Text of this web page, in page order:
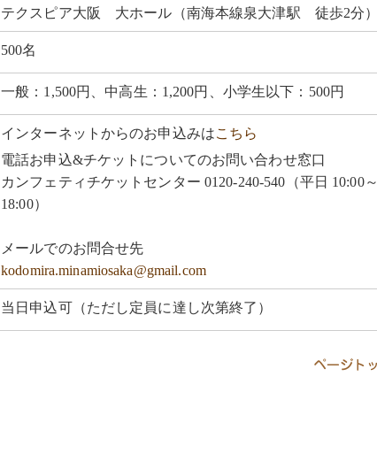
テクスピア大阪 大ホール（南海本線泉大津駅 徒歩2分）
500名
一般：1,500円、中高生：1,200円、小学生以下：500円
インターネットからのお申込みはこちら
電話お申込&チケットについてのお問い合わせ窓口
カンフェティチケットセンター 0120-240-540（平日 10:00～
18:00）
メールでのお問合せ先
kodomira.minamiosaka@gmail.com
当日申込可（ただし定員に達し次第終了）